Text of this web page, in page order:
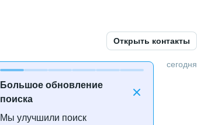
Большое обновление
поиска
Мы улучшили поиск
Открыть контакты
сегодня